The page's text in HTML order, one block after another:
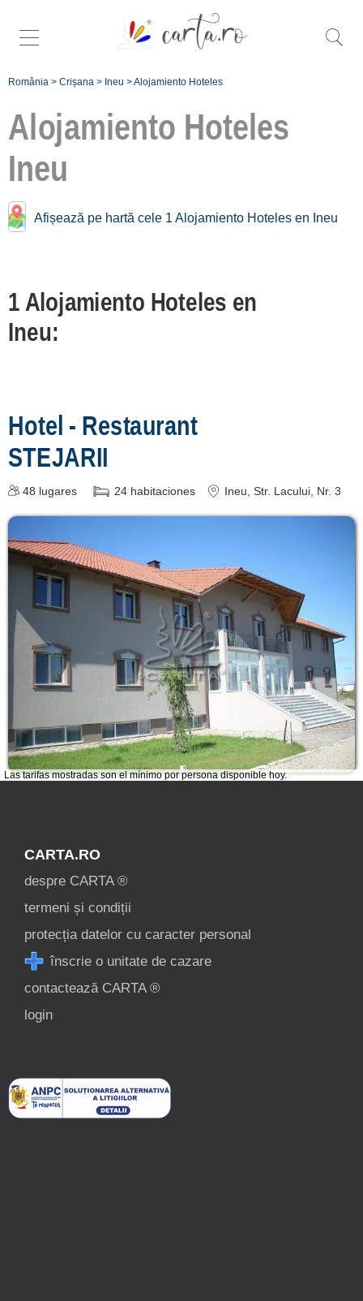
România > Crișana > Ineu >Alojamiento Hoteles
Alojamiento Hoteles
Ineu
Afișează pe hartă cele 1 Alojamiento Hoteles en Ineu
Las tarifas mostradas son el mínimo por persona disponible hoy.
1 Alojamiento Hoteles en
Ineu:
Hotel - Restaurant
STEJARII
48 lugares 24 habitaciones Ineu , Str. Lacului, Nr. 3
Hoteles cerca de
[2 offers a 32.7 km]
Băile Felix
[1 offers a 64.3 km]
despre C A R T A ®
contact
CARTA.RO
despre CARTA ®
termeni și condiții
protecția datelor cu caracter personal
înscrie o unitate de cazare
contactează CARTA ®
login